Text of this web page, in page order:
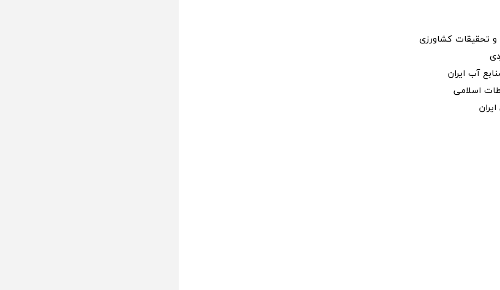
و تحقیقات کشاورزی
آب ایران
اسلامی